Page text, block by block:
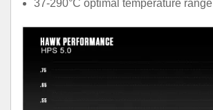
37-290°C optimal temperature range